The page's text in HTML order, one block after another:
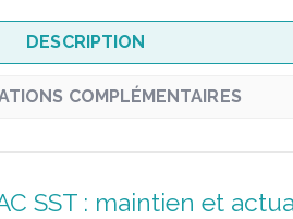
DESCRIPTION
COMPLÉMENTAIRES
SST : maintien et